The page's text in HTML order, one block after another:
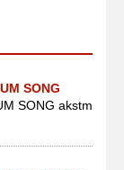
SONG
SONG akstm